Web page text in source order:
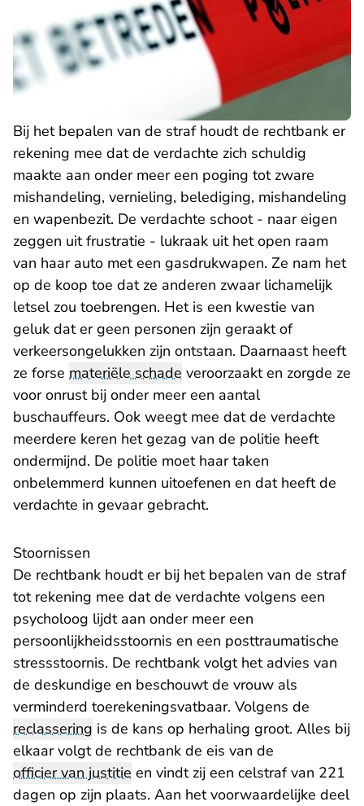
Bij het bepalen van de straf houdt de rechtbank er
rekening mee dat de verdachte zich schuldig
maakte aan onder meer een poging tot zware
mishandeling, vernieling, belediging, mishandeling
en wapenbezit. De verdachte schoot - naar eigen
zeggen uit frustratie - lukraak uit het open raam
van haar auto met een gasdrukwapen. Ze nam het
op de koop toe dat ze anderen zwaar lichamelijk
letsel zou toebrengen. Het is een kwestie van
geluk dat er geen personen zijn geraakt of
verkeersongelukken zijn ontstaan. Daarnaast heeft
ze forse materiële schade veroorzaakt en zorgde ze
voor onrust bij onder meer een aantal
buschauffeurs. Ook weegt mee dat de verdachte
meerdere keren het gezag van de politie heeft
ondermijnd. De politie moet haar taken
onbelemmerd kunnen uitoefenen en dat heeft de
verdachte in gevaar gebracht.
Stoornissen
De rechtbank houdt er bij het bepalen van de straf
tot rekening mee dat de verdachte volgens een
psycholoog lijdt aan onder meer een
persoonlijkheidsstoornis en een posttraumatische
stressstoornis. De rechtbank volgt het advies van
de deskundige en beschouwt de vrouw als
verminderd toerekeningsvatbaar. Volgens de
reclassering is de kans op herhaling groot. Alles bij
elkaar volgt de rechtbank de eis van de
officier van justitie en vindt zij een celstraf van 221
dagen op zijn plaats. Aan het voorwaardelijke deel